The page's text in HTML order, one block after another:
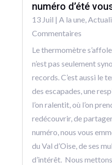
numéro d’été
13 Juil | A la une,
Commentaires
Le thermomètre
n’est pas seulement
records. C’est aussi le
des escapades, une
l’on ralentit, où l’on
redécouvrir, de
numéro, nous vous
du Val d’Oise, de ses
d’intérêt. Nous